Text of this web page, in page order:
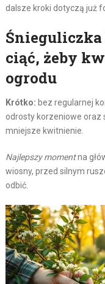
dalsze kroki dotyczą już
ciąć, żeby
ogrodu
Krótko: bez regularnej
odrosty korzeniowe oraz
mniejsze kwitnienie.
Najlepszy momentna
wiosny, przed silnym
odbić.